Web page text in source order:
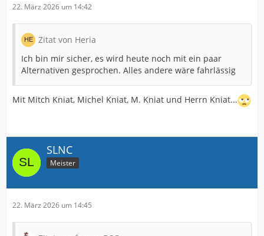
22. März 2026 um 14:42
Zitat von Heria
Ich bin mir sicher, es wird heute noch mit ein paar
Alternativen gesprochen. Alles andere wäre fahrlässig
Mit Mitch Kniat, Michel Kniat, M. Kniat und Herrn Kniat...
SLNC
Meister
22. März 2026 um 14:45